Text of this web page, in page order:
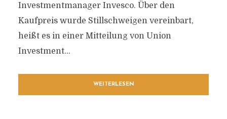
Investmentmanager Invesco. Über den
Kaufpreis wurde Stillschweigen vereinbart,
heißt es in einer Mitteilung von Union
Investment...
WEITERLESEN